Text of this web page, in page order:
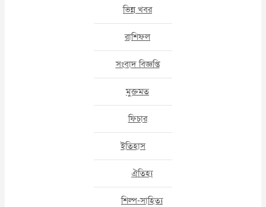
ভিন্ন খবর
রাশিফল
সংবাদ বিজ্ঞপ্তি
মুক্তমত
ফিচার
ইতিহাস
ঐতিহ্য
শিল্প-সাহিত্য